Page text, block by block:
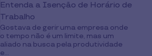
Entenda a Isenção de Horário de
Trabalho
Gostava de gerir uma empresa onde
o tempo não é um limite, mas um
aliado na busca pela produtividade
e...